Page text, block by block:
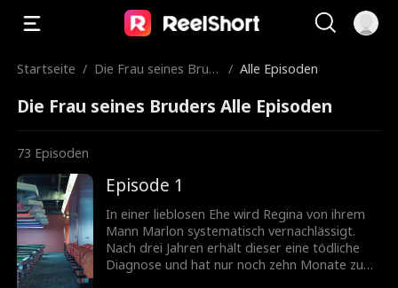
Startseite / Die Frau seines Brud
/ Alle Episoden
Die Frau seines Bruders Alle Episoden
73 Episoden
Episode 1
In einer lieblosen Ehe wird Regina von ihrem
Mann Marlon systematisch vernachlässigt.
Nach drei Jahren erhält dieser eine tödliche
Diagnose und hat nur noch zehn Monate zu